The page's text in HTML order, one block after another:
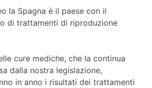
la Spagna è il paese con il
di trattamenti di riproduzione
cure mediche, che la continua
dalla nostra legislazione,
in anno i risultati dei trattamenti